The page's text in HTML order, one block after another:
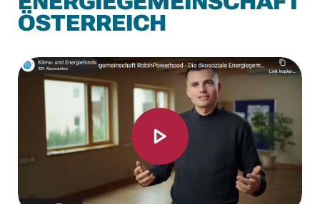
ÖSTERREICH